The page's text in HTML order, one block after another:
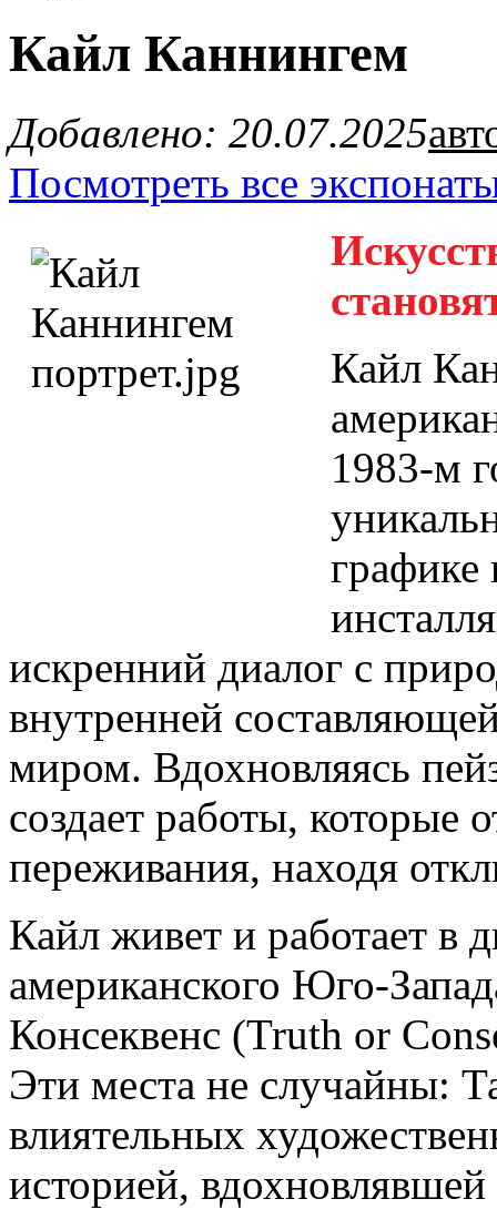
Кайл Каннингем
Добавлено: 20.07.2025
Посмотреть все
Кайл
1983-м
графике
искренний диалог с
внутренней
миром. Вдохновляясь
создает работы, которые
переживания, находя
Кайл живет и работает в
американского Юго-
Консеквенс (Truth or
Эти места не случайны:
влиятельных
историей,